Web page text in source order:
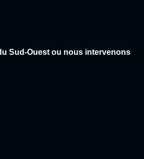
Sud-Ouest ou nous intervenons